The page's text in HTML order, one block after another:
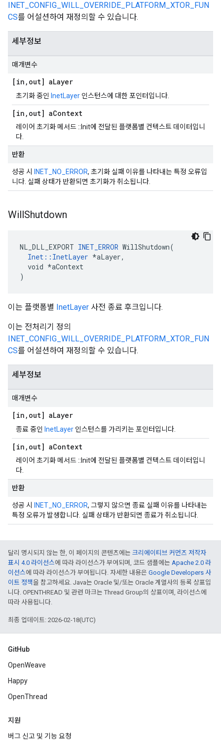
INET_CONFIG_WILL_OVERRIDE_PLATFORM_XTOR_FUN
CS를 어설션하여 재정의할 수 있습니다.
세부정보
매개변수
[in , out] aLayer
초기화 중인 InetLayer 인스턴스에 대한 포인터입니다.
[in , out] aContext
레이어 초기화 메서드 ::Init에 전달된 플랫폼별 컨텍스트 데이터입니
다.
반환
성공 시 INET_NO_ERROR, 초기화 실패 이유를 나타내는 특정 오류입
니다. 실패 상태가 반환되면 초기화가 취소됩니다.
WillShutdown
NL_DLL_EXPORT INET_ERROR WillShutdown(
Inet::InetLayer *aLayer,
  void *aContext
)
이는 플랫폼별 InetLayer 사전 종료 후크입니다.
이는 전처리기 정의
INET_CONFIG_WILL_OVERRIDE_PLATFORM_XTOR_FUN
CS를 어설션하여 재정의할 수 있습니다.
세부정보
매개변수
[in , out] aLayer
종료 중인 InetLayer 인스턴스를 가리키는 포인터입니다.
[in , out] aContext
레이어 초기화 메서드 ::Init에 전달된 플랫폼별 컨텍스트 데이터입니
다.
반환
성공 시 INET_NO_ERROR, 그렇지 않으면 종료 실패 이유를 나타내는
특정 오류가 발생합니다. 실패 상태가 반환되면 종료가 취소됩니다.
달리 명시되지 않는 한, 이 페이지의 콘텐츠에는 크리에이티브 커먼즈 저작자
표시 4.0 라이선스에 따라 라이선스가 부여되며, 코드 샘플에는 Apache 2.0 라
이선스에 따라 라이선스가 부여됩니다. 자세한 내용은 Google Developers 사
이트 정책을 참고하세요. Java는 Oracle 및/또는 Oracle 계열사의 등록 상표입
니다. OPENTHREAD 및 관련 마크는 Thread Group의 상표이며, 라이선스에
따라 사용됩니다.
최종 업데이트: 2026-02-18(UTC)
GitHub
OpenWeave
Happy
OpenThread
지원
버그 신고 및 기능 요청